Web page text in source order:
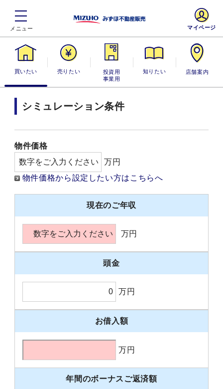
買いたい 売りたい
投資用・事業
用
知りたい 店舗案内
マイページ
シミュレーション条件
物件価格
万円
物件価格から設定したい方はこちらへ
現在のご年収
万円
頭金
万円
お借入額
万円
年間のボーナスご返済額